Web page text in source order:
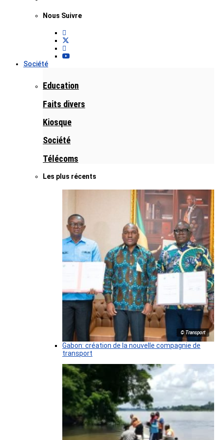
Nous Suivre
Société
Education
Faits divers
Kiosque
Société
Télécoms
Les plus récents
© Transport
Gabon: création de la nouvelle compagnie de
transport